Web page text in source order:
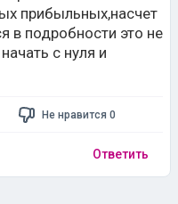
прибыльных,насчет
в подробности это не
с нуля и
Не нравится 0
Ответить